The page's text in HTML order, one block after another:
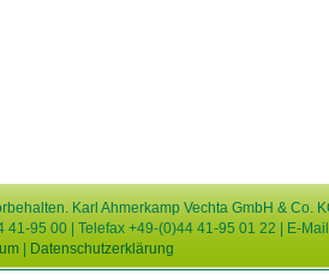
Karl Ahmerkamp Vechta GmbH & Co.
95 00 | Telefax +49-(0)44 41-95 01 22 | E-Mail
| Datenschutzerklärung